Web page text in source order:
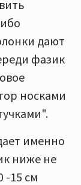
дают
фазик
носками
именно
ниже не
-15 см